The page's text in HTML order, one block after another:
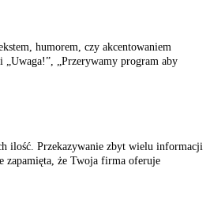
humorem, czy akcentowaniem
„Przerywamy program aby
ilość. Przekazywanie zbyt wielu informacji
zapamięta, że Twoja firma oferuje